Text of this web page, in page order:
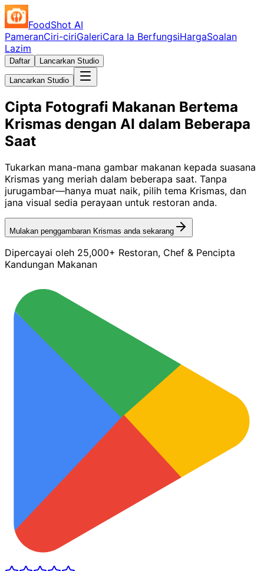
FoodShot AI
PameranCiri-ciriGaleriCara Ia BerfungsiHargaSoalan
Lazim
Daftar Lancarkan Studio
Lancarkan Studio
Cipta Fotografi Makanan Bertema
Krismas dengan AI dalam Beberapa
Saat
Tukarkan mana-mana gambar makanan kepada suasana
Krismas yang meriah dalam beberapa saat. Tanpa
jurugambar—hanya muat naik, pilih tema Krismas, dan
jana visual sedia perayaan untuk restoran anda.
Mulakan penggambaran Krismas anda sekarang
Dipercayai oleh 25,000+ Restoran, Chef & Pencipta
Kandungan Makanan